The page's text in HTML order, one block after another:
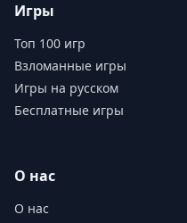
Игры
Топ 100 игр
Взломанные игры
Игры на русском
Бесплатные игры
О нас
О нас